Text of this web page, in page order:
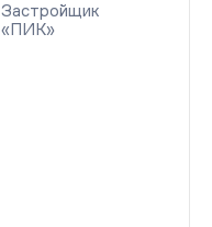
Застройщик
«ПИК»